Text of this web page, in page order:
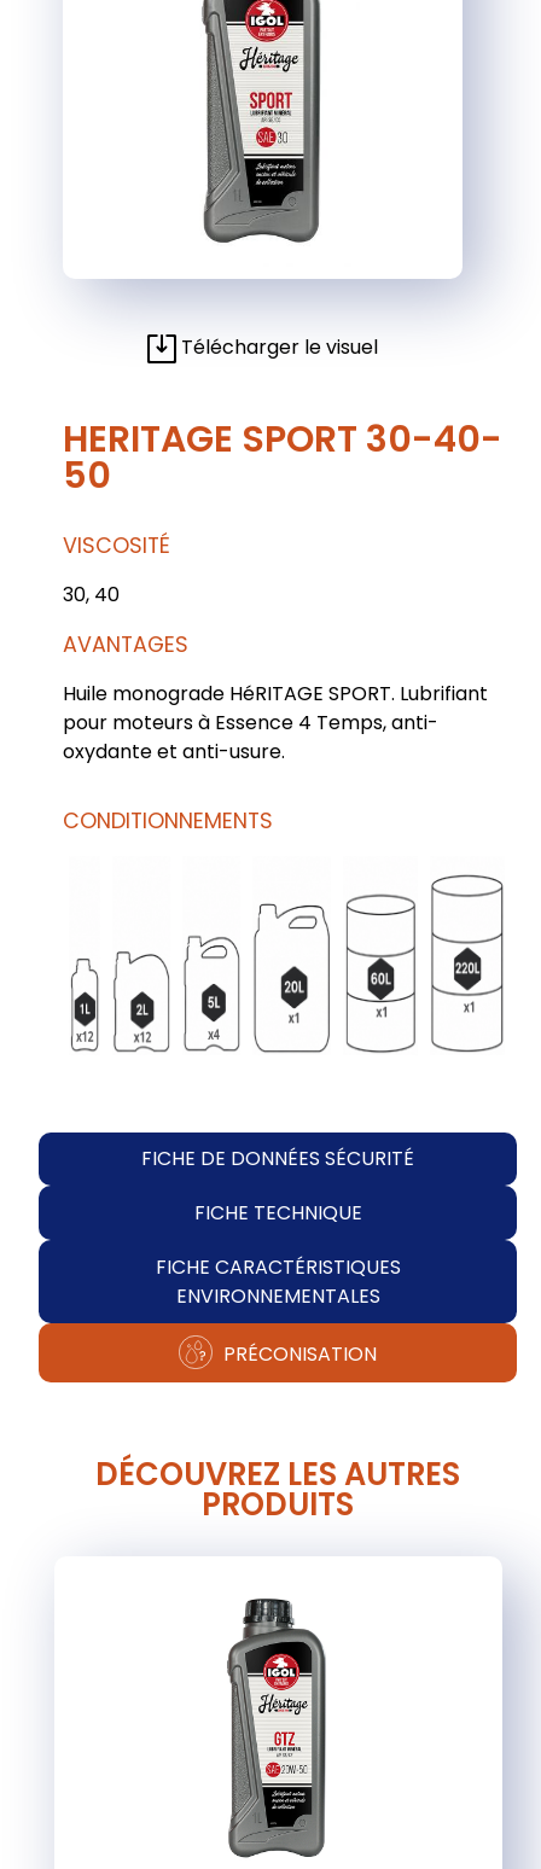
Télécharger le visuel
HERITAGE SPORT 30-40-
50
VISCOSITÉ
30, 40
AVANTAGES
Huile monograde HéRITAGE SPORT. Lubrifiant
pour moteurs à Essence 4 Temps, anti-
oxydante et anti-usure.
CONDITIONNEMENTS
FICHE DE DONNÉES SÉCURITÉ
FICHE TECHNIQUE
FICHE CARACTÉRISTIQUES
ENVIRONNEMENTALES
PRÉCONISATION
DÉCOUVREZ LES AUTRES
PRODUITS